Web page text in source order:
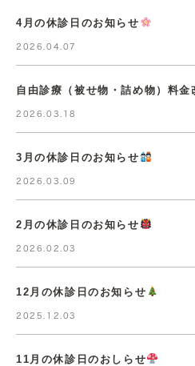
4月の休診日のお知らせ
2026.04.07
自由診療（被せ物・詰め物）料金
2026.03.18
3月の休診日のお知らせ
2026.03.09
2月の休診日のお知らせ
2026.02.03
12月の休診日のお知らせ
2025.12.03
11月の休診日のおしらせ